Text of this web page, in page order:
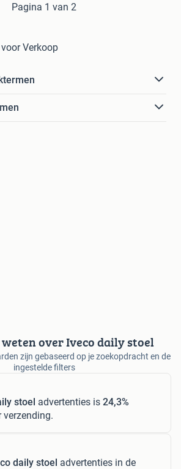
Pagina 1 van 2
Verkoop
over Iveco daily stoel
zijn gebaseerd op je zoekopdracht en de
ingestelde filters
stoel advertenties is 24,3%
verzending.
daily stoel advertenties in de